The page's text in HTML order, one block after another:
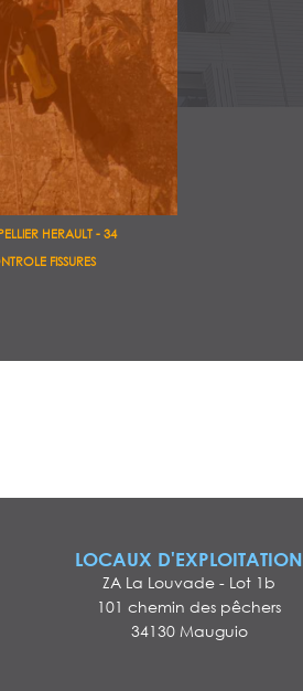
HERAULT - 34
FISSURES
LOCAUX D'EXPLOITATION
ZA La Louvade - Lot 1b
101 chemin des pêchers
34130 Mauguio